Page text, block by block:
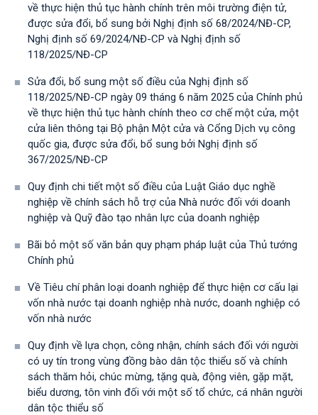
về thực hiện thủ tục hành chính trên môi trường điện tử,
được sửa đổi, bổ sung bởi Nghị định số 68/2024/NĐ-CP,
Nghị định số 69/2024/NĐ-CP và Nghị định số
118/2025/NĐ-СР
Sửa đổi, bổ sung một số điều của Nghị định số
118/2025/NĐ-CP ngày 09 tháng 6 năm 2025 của Chính phủ
về thực hiện thủ tục hành chính theo cơ chế một cửa, một
cửa liên thông tại Bộ phận Một cửa và Cổng Dịch vụ công
quốc gia, được sửa đổi, bổ sung bởi Nghị định số
367/2025/NĐ-СР
Quy định chi tiết một số điều của Luật Giáo dục nghề
nghiệp về chính sách hỗ trợ của Nhà nước đối với doanh
nghiệp và Quỹ đào tạo nhân lực của doanh nghiệp
Bãi bỏ một số văn bản quy phạm pháp luật của Thủ tướng
Chính phủ
Về Tiêu chí phân loại doanh nghiệp để thực hiện cơ cấu lại
vốn nhà nước tại doanh nghiệp nhà nước, doanh nghiệp có
vốn nhà nước
Quy định về lựa chọn, công nhận, chính sách đối với người
có uy tín trong vùng đồng bào dân tộc thiểu số và chính
sách thăm hỏi, chúc mừng, tặng quà, động viên, gặp mặt,
biểu dương, tôn vinh đối với một số tổ chức, cá nhân người
dân tộc thiểu số